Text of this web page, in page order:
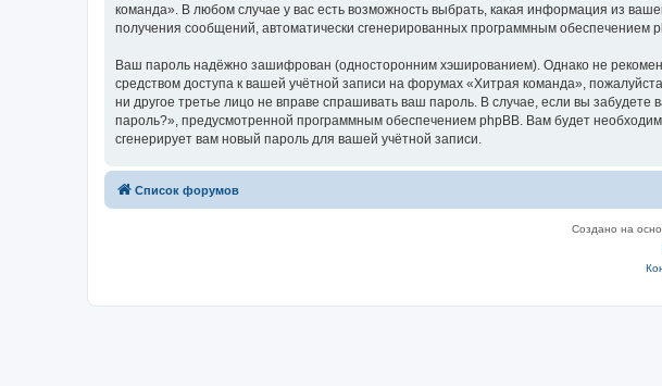
команда». В любом случае у вас есть возможность выбрать, какая информация из
получения сообщений, автоматически сгенерированных программным обеспечением
Ваш пароль надёжно зашифрован (односторонним хэшированием). Однако не
средством доступа к вашей учётной записи на форумах «Хитрая команда»,
ни другое третье лицо не вправе спрашивать ваш пароль. В случае, если вы
пароль?», предусмотренной программным обеспечением phpBB. Вам будет
сгенерирует вам новый пароль для вашей учётной записи.
Список форумов
Создано на